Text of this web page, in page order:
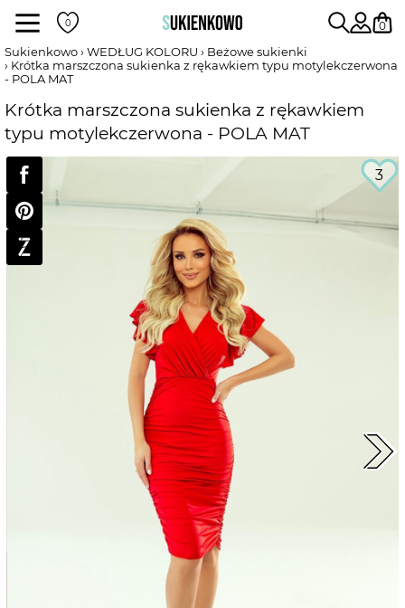
Sukienki
POKAŻ WSZYSTKIE SUKIENKI
DŁUGOŚĆ
WEDŁUG KOLORU
0
Sukienkowo
WEDŁUG KOLORU
Beżowe sukienki
Krótka marszczona sukienka z rękawkiem typu motylekczerwona
- POLA MAT
Krótka marszczona sukienka z rękawkiem
typu motylekczerwona - POLA MAT
3